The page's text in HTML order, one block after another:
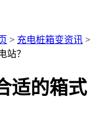
> 充电桩箱变资讯 >
站？
适的箱式